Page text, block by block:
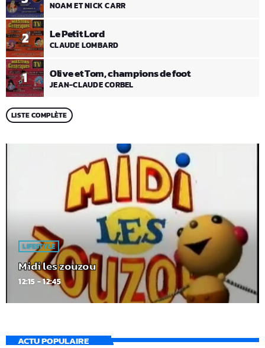
1 Olive et Tom, champions de foot
JEAN-CLAUDE CORBEL
2 Le Petit Lord
CLAUDE LOMBARD
NOAM ET NICK CARR
LISTE COMPLÈTE
LIFESTYLE
Midi les zouzou
12:15 - 12:45
ACTU POPULAIRE